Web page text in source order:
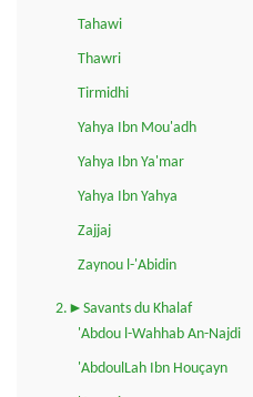
Tahawi
Thawri
Tirmidhi
Yahya Ibn Mou'adh
Yahya Ibn Ya'mar
Yahya Ibn Yahya
Zajjaj
Zaynou l-'Abidin
2.►Savants du Khalaf
'Abdou l-Wahhab An-Najdi
'AbdoulLah Ibn Houçayn